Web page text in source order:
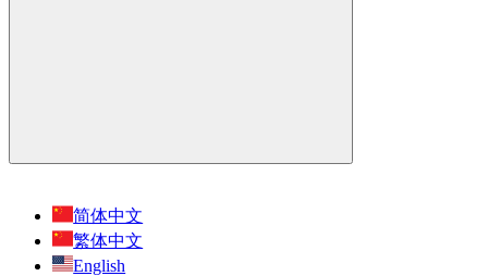
简体中文
繁体中文
English